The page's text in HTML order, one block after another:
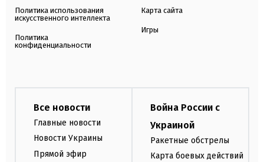
Политика использования
искусственного интеллекта
Политика
конфиденциальности
Карта сайта
Игры
Все новости
Главные новости
Новости Украины
Прямой эфир
Война России с
Украиной
Ракетные обстрелы
Карта боевых действий